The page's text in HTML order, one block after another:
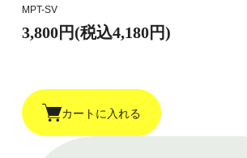
MPT-SV
3,800円(税込4,180円)
カートに入れる